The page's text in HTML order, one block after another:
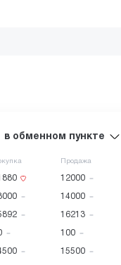
в обменном пункте
Продажа
12000
14000
16213
100
15500